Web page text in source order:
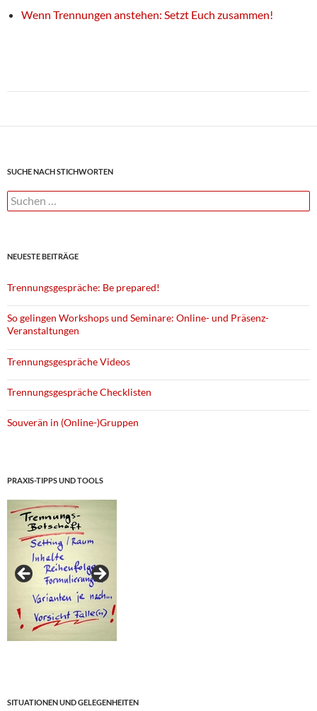
Wenn Trennungen anstehen: Setzt Euch zusammen!
SUCHE NACH STICHWORTEN
Suchen
nach:
NEUESTE BEITRÄGE
Trennungsgespräche: Be prepared!
So gelingen Workshops und Seminare: Online- und Präsenz-
Veranstaltungen
Trennungsgespräche Videos
Trennungsgespräche Checklisten
Souverän in (Online-)Gruppen
PRAXIS-TIPPS UND TOOLS
SITUATIONEN UND GELEGENHEITEN